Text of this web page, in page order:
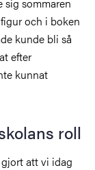
och i boken
kunde bli så
efter
kunnat
roll
att vi idag